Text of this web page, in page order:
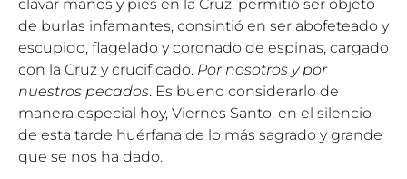
clavar manos y pies en la Cruz, permitió ser objeto
de burlas infamantes, consintió en ser abofeteado y
escupido, flagelado y coronado de espinas, cargado
con la Cruz y crucificado. Por nosotros y por
nuestros pecados. Es bueno considerarlo de
manera especial hoy, Viernes Santo, en el silencio
de esta tarde huérfana de lo más sagrado y grande
que se nos ha dado.